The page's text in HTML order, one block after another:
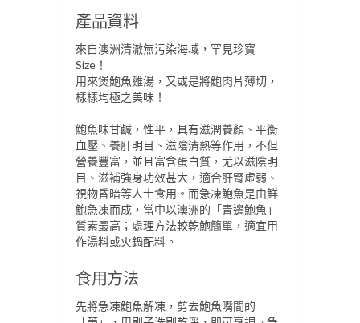
產品資料
來自澳洲清澈無污染海域，罕見珍寶
Size！
用來煲鮑魚雞湯，又或是將鮑肉片薄切，
樣樣均極之美味！
鮑魚味甘鹹，性平，具有滋潤養顏、平衡
血壓、養肝明目、滋陰清熱等作用，不但
營養豐富，並且富含蛋白質，尤以滋陰明
目、滋補強身功效甚大，適合肝腎虛弱、
視物昏暗等人士食用。而急凍鮑魚是由鮮
鮑急凍而成，當中以澳洲的「青邊鮑魚」
質素最高；處理方法較乾鮑簡單，適宜用
作湯料或火鍋配料。
食用方法
先將急凍鮑魚解凍，剪去鮑魚嘴間的